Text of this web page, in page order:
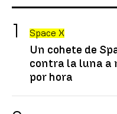
Space X
Un cohete de
contra la luna a
por hora